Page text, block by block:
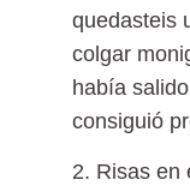
quedasteis
colgar
había
consiguió
2. Risas en